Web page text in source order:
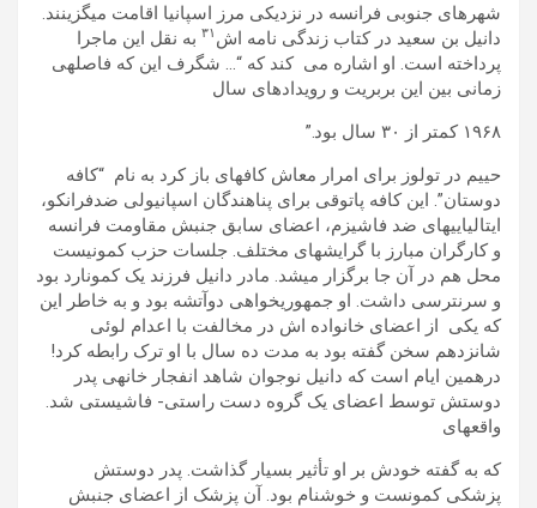
شھرھای جنوبی فرانسه در نزديکی مرز اسپانيا اقامت میگزينند.
دانيل بن سعيد در کتاب زندگی نامه اش ٣١ به نقل اين ماجرا
پرداخته است. او اشاره می کند که “… شگرف اين که فاصلهی
زمانی بين اين بربريت و رويدادھای سال
١٩۶٨ کمتر از ٣٠ سال بود.”
حييم در تولوز برای امرار معاش کافهای باز کرد به نام “کافه
دوستان”. اين کافه پاتوقی برای پناھندگان اسپانيولی ضدفرانکو،
ايتاليايیھای ضد فاشيزم، اعضای سابق جنبش مقاومت فرانسه
و کارگران مبارز با گرايشھای مختلف. جلسات حزب کمونيست
محل ھم در آن جا برگزار میشد. مادر دانيل فرزند يک کمونارد بود
و سرنترسی داشت. او جمھوريخواھی دوآتشه بود و به خاطر اين
که يکی از اعضای خانواده اش در مخالفت با اعدام لوئی
شانزدھم سخن گفته بود به مدت ده سال با او ترک رابطه کرد!
درھمين ايام است که دانيل نوجوان شاھد انفجار خانهی پدر
دوستش توسط اعضای يک گروه دست راستی- فاشيستی شد.
واقعهای
که به گفته خودش بر او تأثير بسيار گذاشت. پدر دوستش
پزشکی کمونست و خوشنام بود. آن پزشک از اعضای جنبش